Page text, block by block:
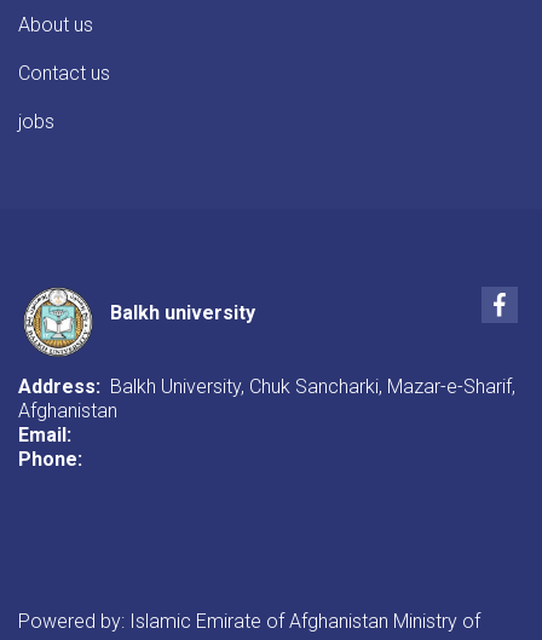
About us
Contact us
jobs
Balkh university
Address: Balkh University, Chuk Sancharki, Mazar-e-Sharif,
Afghanistan
Email:
Phone:
Powered by: Islamic Emirate of Afghanistan Ministry of